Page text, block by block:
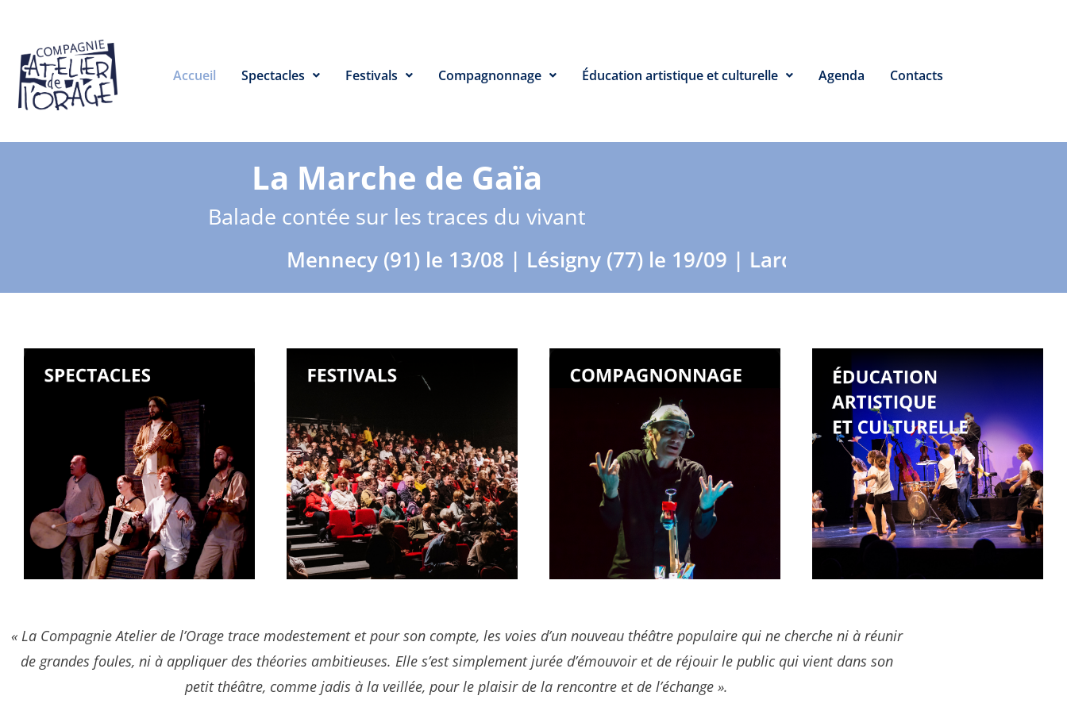
Accueil Spectacles Festivals Compagnonnage Éducation artistique et culturelle Agenda Contacts
La Marche de Gaïa
Balade contée sur les traces du vivant
Mennecy (91) le 13/08 | Lésigny (77) le 19/09 | Lardy (91) le 19/09 | Mennecy (91)
« La Compagnie Atelier de l’Orage trace modestement et pour son compte, les voies d’un nouveau théâtre populaire qui ne cherche ni à réunir
de grandes foules, ni à appliquer des théories ambitieuses. Elle s’est simplement jurée d’émouvoir et de réjouir le public qui vient dans son
petit théâtre, comme jadis à la veillée, pour le plaisir de la rencontre et de l’échange ».